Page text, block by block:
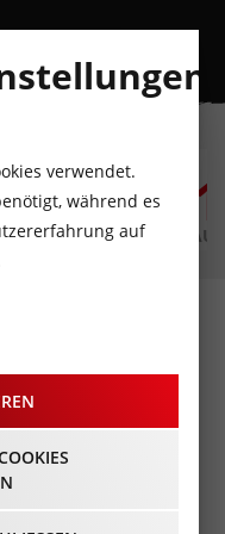
MO
10
AUGUST
DI
11
AUGUST
Tirol Foto-Service!
Ihrer
hochauflösender
Ihre
enorme
verwendet.
während es
auf